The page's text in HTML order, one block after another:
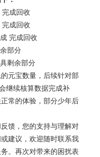
成回收
成回收
完成回收
部分
剩余部分
元宝数量，后续针对部
继续核算数据完成补
常的体验，部分少年后
馈，您的支持与理解对
建议，欢迎随时联系我
。再次对带来的困扰表